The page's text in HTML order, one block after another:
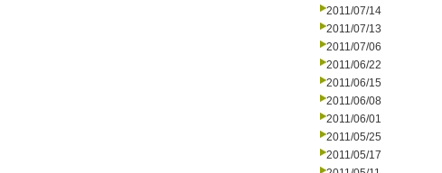
2011/07/14
2011/07/13
2011/07/06
2011/06/22
2011/06/15
2011/06/08
2011/06/01
2011/05/25
2011/05/17